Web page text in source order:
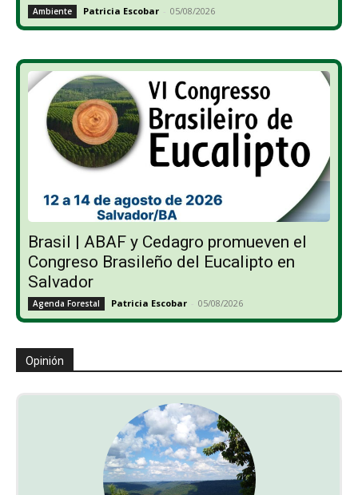
Ambiente Patricia Escobar - 05/08/2026
Brasil | ABAF y Cedagro promueven el
Congreso Brasileño del Eucalipto en
Salvador
Agenda Forestal Patricia Escobar - 05/08/2026
Opinión